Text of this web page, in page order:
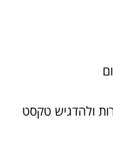
ולהדגיש טקסט